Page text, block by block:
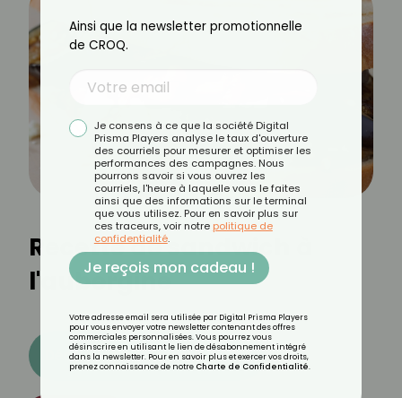
Recette de sandwich à
l'aubergine
Découvrez les 11 menus CROQ
Ainsi que la newsletter promotionnelle
de CROQ.
Je consens à ce que la société Digital
Prisma Players analyse le taux d'ouverture
des courriels pour mesurer et optimiser les
performances des campagnes. Nous
pourrons savoir si vous ouvrez les
courriels, l'heure à laquelle vous le faites
ainsi que des informations sur le terminal
que vous utilisez. Pour en savoir plus sur
ces traceurs, voir notre politique de
confidentialité.
Je reçois mon cadeau !
Votre adresse email sera utilisée par Digital Prisma Players
pour vous envoyer votre newsletter contenant des offres
commerciales personnalisées. Vous pourrez vous
désinscrire en utilisant le lien de désabonnement intégré
dans la newsletter. Pour en savoir plus et exercer vos droits,
prenez connaissance de notre Charte de Confidentialité.